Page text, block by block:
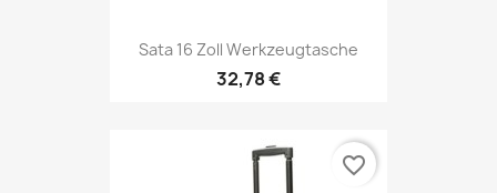
Sata 16 Zoll Werkzeugtasche
32,78 €
favorite_border